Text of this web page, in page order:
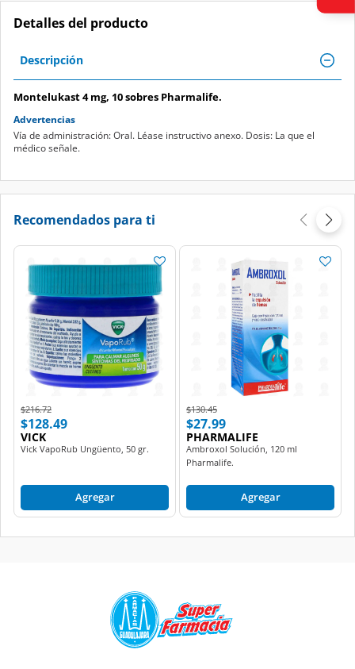
Detalles del producto
Descripción
Montelukast 4 mg, 10 sobres Pharmalife.
Advertencias
Vía de administración: Oral. Léase instructivo anexo. Dosis: La que el
médico señale.
Recomendados para ti
Price reduced from
$216.72to
$128.49
VICK
Vick VapoRub Ungüento, 50 gr.
Agregar
Price reduced from
$130.45to
$27.99
PHARMALIFE
Ambroxol Solución, 120 ml
Pharmalife.
Agregar